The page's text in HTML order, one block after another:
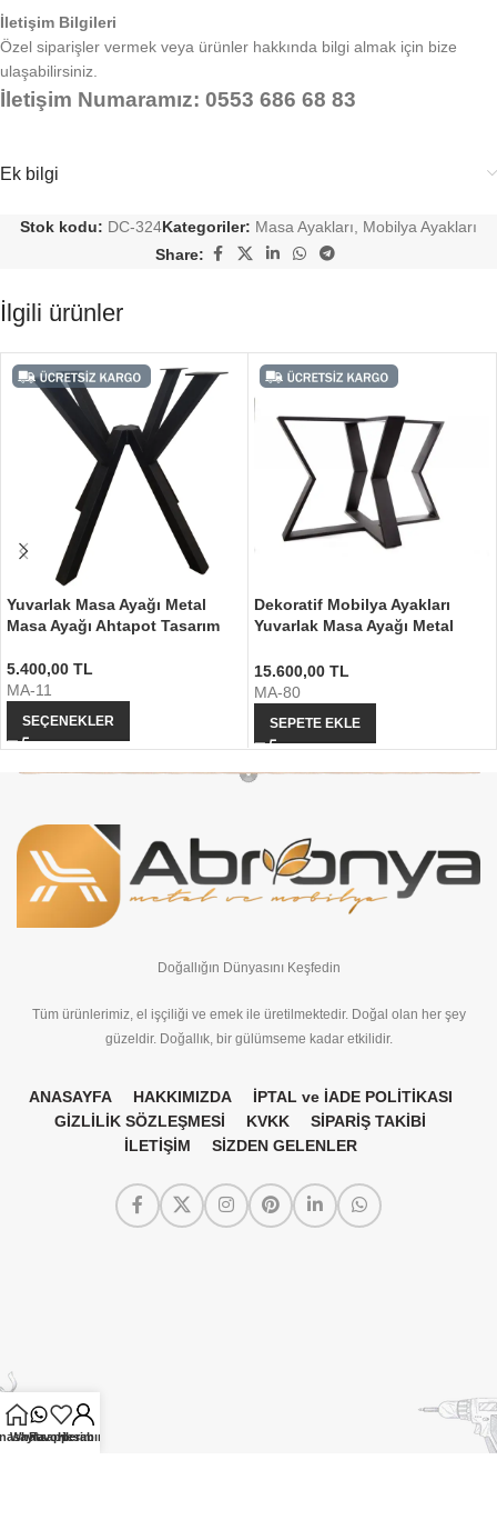
İletişim Bilgileri
Özel siparişler vermek veya ürünler hakkında bilgi almak için bize
ulaşabilirsiniz.
İletişim Numaramız: 0553 686 68 83
Ek bilgi
Stok kodu: DC-324Kategoriler: Masa Ayakları, Mobilya Ayakları
Share:
İlgili ürünler
Yuvarlak Masa Ayağı Metal
Masa Ayağı Ahtapot Tasarım
5.400,00 TL
MA-11
SEÇENEKLER
Dekoratif Mobilya Ayakları
Yuvarlak Masa Ayağı Metal
15.600,00 TL
MA-80
SEPETE EKLE
Doğallığın Dünyasını Keşfedin
Tüm ürünlerimiz, el işçiliği ve emek ile üretilmektedir. Doğal olan her şey
güzeldir. Doğallık, bir gülümseme kadar etkilidir.
ANASAYFA HAKKIMIZDA
İPTAL ve İADE POLİTİKASI
GİZLİLİK SÖZLEŞMESİ
KVKK
SİPARİŞ TAKİBİ
İLETİŞİM
SİZDEN GELENLER
Whatsapp
Favorilerim
Hesabım